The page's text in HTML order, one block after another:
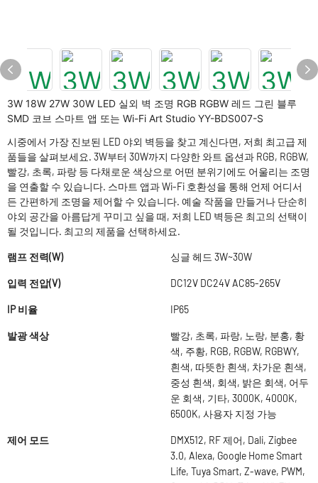
3W 18W 27W 30W LED 실외 벽 조명 RGB RGBW 레드 그린 블루
SMD 코브 스마트 앱 또는 Wi-Fi Art Studio YY-BDS007-S
시중에서 가장 진보된 LED 야외 벽등을 찾고 계신다면, 저희 최고급 제
품들을 살펴보세요. 3W부터 30W까지 다양한 와트 옵션과 RGB, RGBW,
빨강, 초록, 파랑 ​​등 다채로운 색상으로 어떤 분위기에도 어울리는 조명
을 연출할 수 있습니다. 스마트 앱과 Wi-Fi 호환성을 통해 언제 어디서
든 간편하게 조명을 제어할 수 있습니다. 예술 작품을 만들거나 단순히
야외 공간을 아름답게 꾸미고 싶을 때, 저희 LED 벽등은 최고의 선택이
될 것입니다. 최고의 제품을 선택하세요.
램프 전력(W) 싱글 헤드 3W~30W
입력 전압(V) DC12V DC24V AC85-265V
IP 비율 IP65
발광 색상
빨강, 초록, 파랑, 노랑, 분홍, 황
색, 주황, RGB, RGBW, RGBWY,
흰색, 따뜻한 흰색, 차가운 흰색,
중성 흰색, 회색, 밝은 회색, 어두
운 회색, 기타, 3000K, 4000K,
6500K, 사용자 지정 가능
제어 모드
DMX512, RF 제어, Dali, Zigbee
3.0, Alexa, Google Home Smart
Life, Tuya Smart, Z-wave, PWM,